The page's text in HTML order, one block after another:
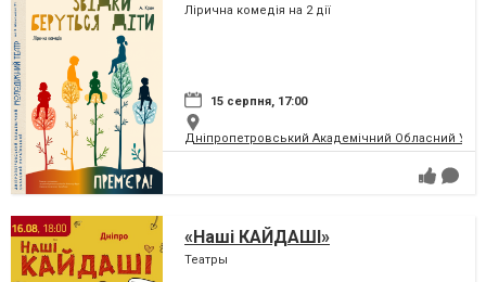
Лірична комедія на 2 дії
15 серпня, 17:00
Дніпропетровський Академічний Обласний
«Наші КАЙДАШІ»
Театры